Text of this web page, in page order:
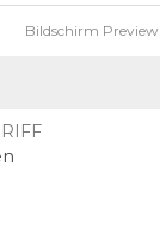
Bildschirm Preview